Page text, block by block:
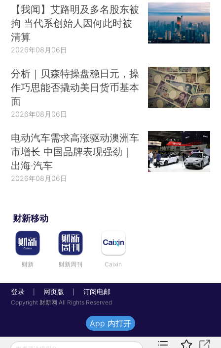
【我闻】艾路明及多名股东被
拘 当代系创始人因何此时被
清算
2026年08月06日
分析｜贝森特操盘稳日元，操
作巧思能否撬动美日货币基本
面
2026年08月06日
电动汽车需求高涨驱动澳洲车
市增长 中国品牌表现强劲｜
出海·汽车
2026年08月06日
财新移动
财新 财新周刊 Caixin
登录 网页版 订阅电邮
Copyright 财新网 All Rights Reserved
App 内打开